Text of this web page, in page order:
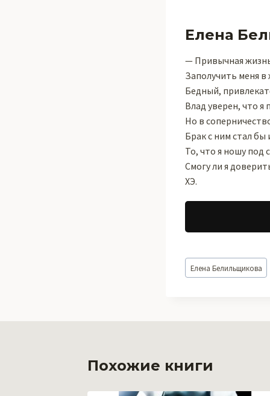
Елена
— Привычная
Заполучить меня
Бедный,
Влад уверен, что я
Но в
Брак с ним стал
То, что я ношу под
Смогу ли я
ХЭ.
Метки
записи:
Елена Белильщикова
Похожие книги